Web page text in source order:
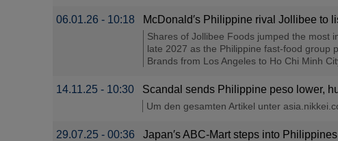
06.01.26 - 10:18 McDonald′s Philippine rival Jollibee to
Shares of Jollibee Foods jumped the most
late 2027 as the Philippine fast-food group
Brands from Los Angeles to Ho Chi Minh
14.11.25 - 10:30 Scandal sends Philippine peso lower,
Um den gesamten Artikel unter
29.07.25 - 00:36 Japan′s ABC-Mart steps into